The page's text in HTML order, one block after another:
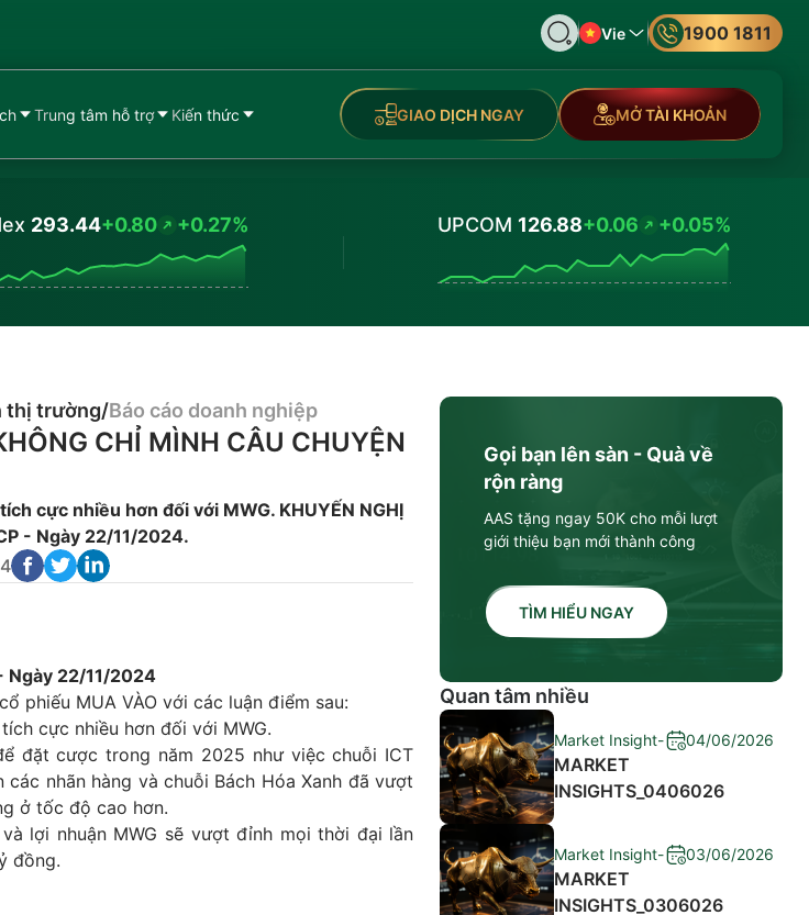
Vie 1900 1811
Trung tâm hỗ trợ Kiến thức GIAO DỊCH NGAY MỞ TÀI KHOẢN
293.44+0.80 +0.27% UPCOM 126.88+0.06 +0.05%
thị trường/Báo cáo doanh nghiệp
CHỈ MÌNH CÂU CHUYỆN
cực nhiều hơn đối với MWG. KHUYẾN NGHỊ
- Ngày 22/11/2024.
Ngày 22/11/2024
phiếu MUA VÀO với các luận điểm sau:
cực nhiều hơn đối với MWG.
đặt cược trong năm 2025 như việc chuỗi ICT
nhãn hàng và chuỗi Bách Hóa Xanh đã vượt
ở tốc độ cao hơn.
lợi nhuận MWG sẽ vượt đỉnh mọi thời đại lần
đồng.
Gọi bạn lên sàn - Quà về
rộn ràng
AAS tặng ngay 50K cho mỗi lượt
giới thiệu bạn mới thành công
TÌM HIỂU NGAY
Quan tâm nhiều
Market Insight- 04/06/2026
MARKET
INSIGHTS_0406026
Market Insight- 03/06/2026
MARKET
INSIGHTS_0306026